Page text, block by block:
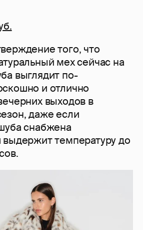
того, что
мех сейчас на
выглядит по-
и отлично
выходов в
даже если
снабжена
температуру до